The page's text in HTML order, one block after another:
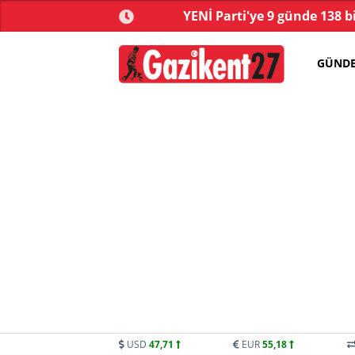
yasa tartışmalarla
başladı
YENİ Parti'ye 9 günde 138
USD 47,71 EUR55,18